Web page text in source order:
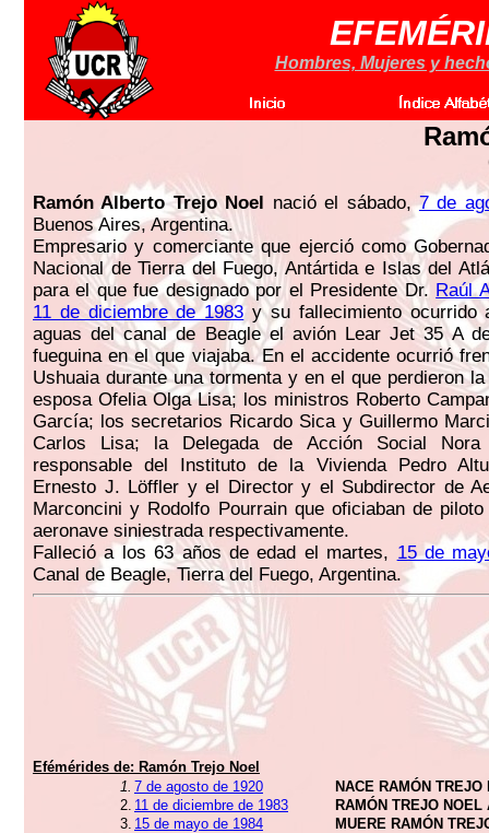
Hombres, Mujeres y
Ramón Alberto Trejo Noel nació el sábado,7 de
Buenos Aires, Argentina.
Empresario y comerciante que ejerció como
Nacional de Tierra del Fuego, Antártida e Islas del
para el que fue designado por el Presidente Dr. Raúl
11 de diciembre de 1983y su fallecimiento ocurrido
aguas del canal de Beagle el avión Lear Jet 35 A
fueguina en el que viajaba. En el accidente ocurrió
Ushuaia durante una tormenta y en el que perdieron
esposa Ofelia Olga Lisa; los ministros Roberto
García; los secretarios Ricardo Sica y Guillermo
Carlos Lisa; la Delegada de Acción Social
responsable del Instituto de la Vivienda Pedro
Ernesto J. Löffler y el Director y el Subdirector de
Marconcini y Rodolfo Pourrain que oficiaban de
aeronave siniestrada respectivamente.
Falleció a los 63 años de edad el martes, 15 de
Canal de Beagle, Tierra del Fuego, Argentina.
Efémérides de: Ramón Trejo Noel
1. 7 de agosto de 1920
NACE RAMÓN TREJO
2. 11 de diciembre de 1983
RAMÓN TREJO
3. 15 de mayo de 1984 MUERE RAMÓN